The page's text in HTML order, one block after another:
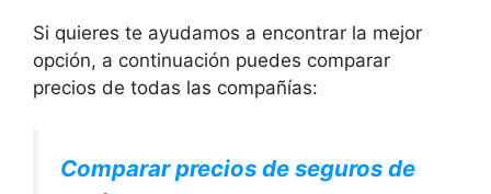
Si quieres te ayudamos a encontrar la mejor
opción, a continuación puedes comparar
precios de todas las compañías:
Comparar precios de seguros de